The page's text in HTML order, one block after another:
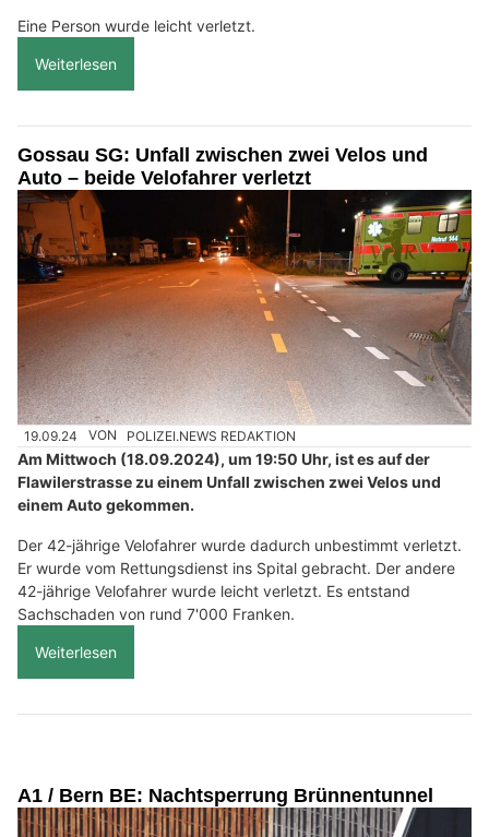
Eine Person wurde leicht verletzt.
Weiterlesen
Gossau SG: Unfall zwischen zwei Velos und
Auto – beide Velofahrer verletzt
19.09.24 VON POLIZEI.NEWS REDAKTION
Am Mittwoch (18.09.2024), um 19:50 Uhr, ist es auf der
Flawilerstrasse zu einem Unfall zwischen zwei Velos und
einem Auto gekommen.
Der 42-jährige Velofahrer wurde dadurch unbestimmt verletzt.
Er wurde vom Rettungsdienst ins Spital gebracht. Der andere
42-jährige Velofahrer wurde leicht verletzt. Es entstand
Sachschaden von rund 7'000 Franken.
Weiterlesen
A1 / Bern BE: Nachtsperrung Brünnentunnel